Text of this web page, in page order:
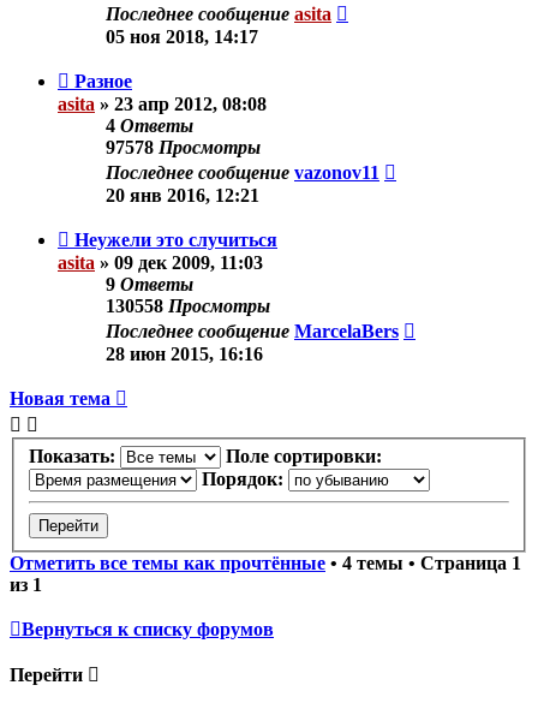
Последнее сообщение asita
05 ноя 2018, 14:17
Разное
asita » 23 апр 2012, 08:08
4 Ответы
97578 Просмотры
Последнее сообщение vazonov11
20 янв 2016, 12:21
Неужели это случиться
asita » 09 дек 2009, 11:03
9 Ответы
130558 Просмотры
Последнее сообщение MarcelaBers
28 июн 2015, 16:16
Новая тема
Показать:
Поле сортировки:
Порядок:
Отметить все темы как прочтённые • 4 темы • Страница 1
из 1
Вернуться к списку форумов
Перейти